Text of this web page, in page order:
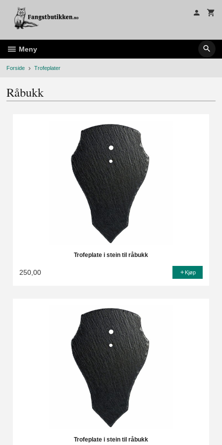
innholdet
Meny
Forside Trofeplater
Råbukk
Trofeplate i stein til råbukk
250,00 Kjøp
Trofeplate i stein til råbukk